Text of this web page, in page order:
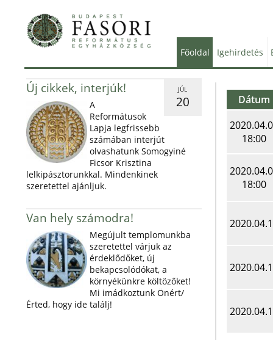
Főoldal Igehirdetés
JÚL
20
Új cikkek, interjúk!
A
Reformátusok
Lapja legfrissebb
számában interjút
olvashatunk Somogyiné
Ficsor Krisztina
lelkipásztorunkkal. Mindenkinek
szeretettel ajánljuk.
Van hely számodra!
Megújult templomunkba
szeretettel várjuk az
érdeklődőket, új
bekapcsolódókat, a
környékünkre költözőket!
Mi imádkoztunk Önért/
Érted, hogy ide találj!
Dátum
18:00
18:00